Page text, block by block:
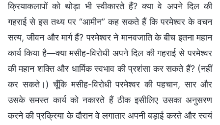
क्रियाकलापों को थोड़ा भी स्वीकारते हैं? क्या वे अपने दिल की
गहराई से इस तथ्य पर “आमीन” कह सकते हैं कि परमेश्वर के वचन
सत्य, जीवन और मार्ग हैं? परमेश्वर ने मानवजाति के बीच इतना महान
कार्य किया है—क्या मसीह-विरोधी अपने दिल की गहराई से परमेश्वर
की महान शक्ति और धार्मिक स्वभाव की प्रशंसा कर सकते हैं? (नहीं
कर सकते।) चूँकि मसीह-विरोधी परमेश्वर की पहचान, सार और
उसके समस्त कार्य को नकारते हैं ठीक इसीलिए उसका अनुसरण
करने की प्रक्रिया के दौरान वे लगातार अपनी बड़ाई करते और स्वयं